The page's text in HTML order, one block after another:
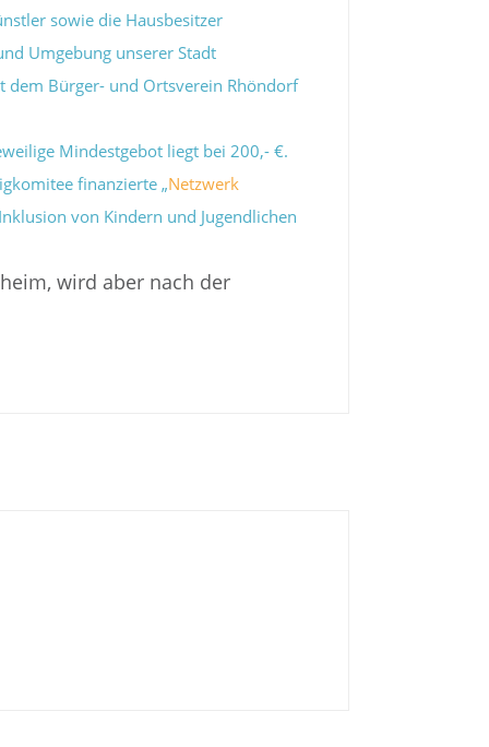
sowie die Hausbesitzer
Umgebung unserer Stadt
dem Bürger- und Ortsverein Rhöndorf
Mindestgebot liegt bei 200,- €.
finanzierte „Netzwerk
von Kindern und Jugendlichen
wird aber nach der